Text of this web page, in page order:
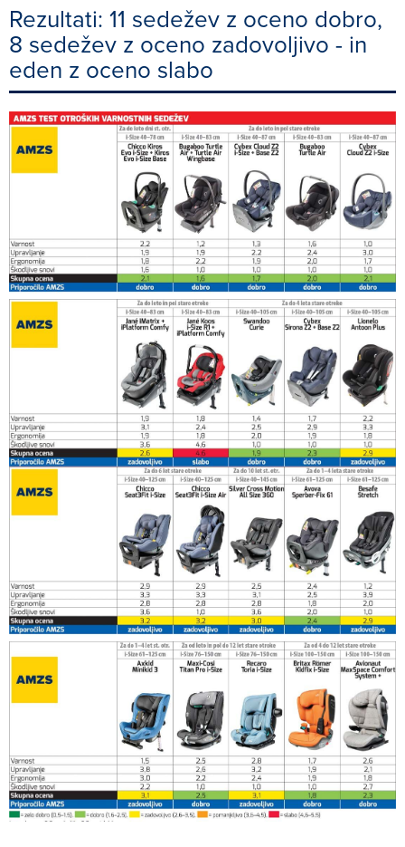
Rezultati: 11 sedežev z oceno dobro,
8 sedežev z oceno zadovoljivo - in
eden z oceno slabo